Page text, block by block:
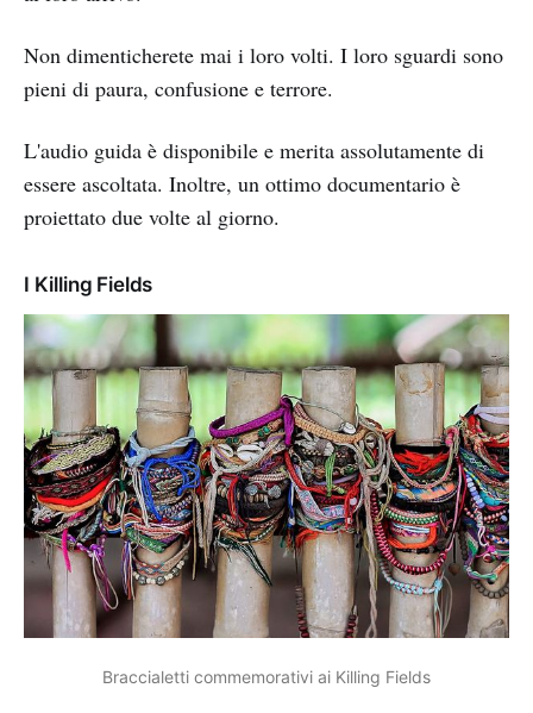
Non dimenticherete mai i loro volti. I loro sguardi sono
pieni di paura, confusione e terrore.
L'audio guida è disponibile e merita assolutamente di
essere ascoltata. Inoltre, un ottimo documentario è
proiettato due volte al giorno.
I Killing Fields
Braccialetti commemorativi ai Killing Fields